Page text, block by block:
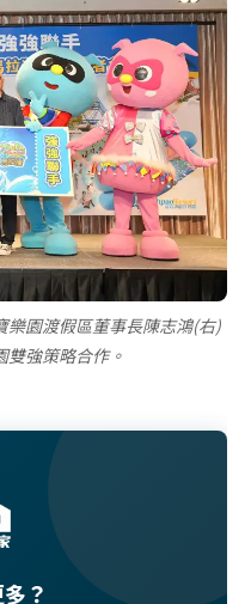
樂園渡假區董事長陳志鴻(右)
雙強策略合作。
？